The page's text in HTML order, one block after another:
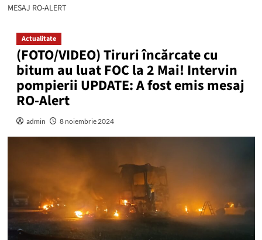
MESAJ RO-ALERT
Actualitate
(FOTO/VIDEO) Tiruri încărcate cu
bitum au luat FOC la 2 Mai! Intervin
pompierii UPDATE: A fost emis mesaj
RO-Alert
admin 8 noiembrie 2024